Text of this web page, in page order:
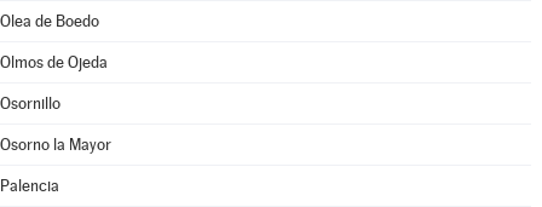
Olea de Boedo
Olmos de Ojeda
Osornillo
Osorno la Mayor
Palencia